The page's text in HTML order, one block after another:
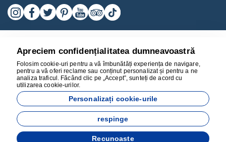
BEST LEISURE HAPPY HOLIDAY TRAVEL AGENCY - 17582
Dezvoltat de
Apreciem confidențialitatea dumneavoastră
Folosim cookie-uri pentru a vă îmbunătăți experiența de navigare,
pentru a vă oferi reclame sau conținut personalizat și pentru a ne
analiza traficul. Făcând clic pe „Accept”, sunteți de acord cu
utilizarea cookie-urilor.
Personalizați cookie-urile
respinge
Recunoaste